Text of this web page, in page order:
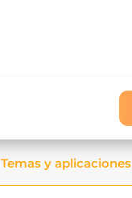
Temas y aplicaciones